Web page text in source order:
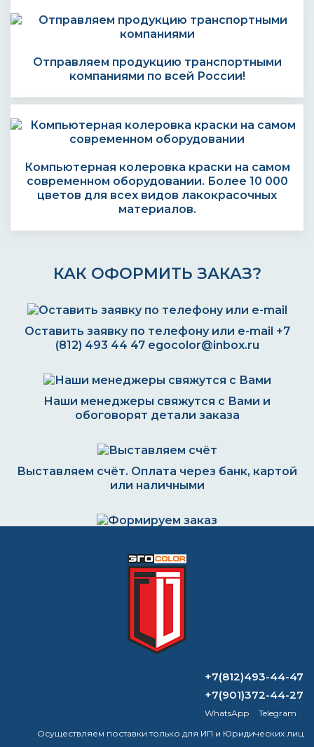
Отправляем продукцию транспортными
компаниями по всей России!
Компьютерная колеровка краски на самом
современном оборудовании. Более 10 000
цветов для всех видов лакокрасочных
материалов.
КАК ОФОРМИТЬ ЗАКАЗ?
Оставить заявку по телефону или e-mail +7
(812) 493 44 47 egocolor@inbox.ru
Наши менеджеры свяжутся с Вами и
обоговорят детали заказа
Выставляем счёт. Оплата через банк, картой
или наличными
компанией
ВОПРОС-ОТВЕТ
Как снять водоэмульсионную краску с
Чем отличается акриловая краска от
краски на водной основе?
+7(812)493-44-47
+7(901)372-44-27
WhatsApp
Telegram
Осуществляем поставки только для ИП и Юридических лиц